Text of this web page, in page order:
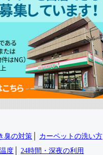
臭の対策 カーペットの洗い方
度 24時間・深夜の利用